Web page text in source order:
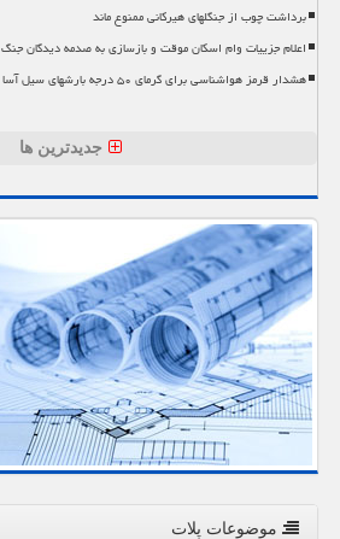
برداشت چوب از جنگلهای هیرکانی ممنوع ماند
اعلام جزییات وام اسکان موقت و بازسازی به صدمه دیدگان جنگ
هشدار قرمز هواشناسی برای گرمای ۵۰ درجه بارشهای سیل آسا در ۳ استان
جدیدترین ها
موضوعات پلات